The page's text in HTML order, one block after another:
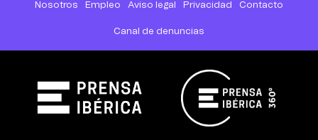
Nosotros Empleo Aviso legal Privacidad Contacto
Canal de denuncias